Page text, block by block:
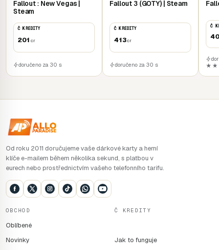
//bethesda.net/en/game/bethesda-launcher
Fallout : New Vegas |
Steam
Č KREDITY
201 cr
doručeno za 30 s
Fallout 3 (GOTY) | Steam
Č KREDITY
413cr
doručeno za 30 s
Č
Od roku 2011 doručujeme vaše dárkové karty a herní
klíče e-mailem během několika sekund, s platbou v
eurech nebo prostřednictvím vašeho telefonního tarifu.
OBCHOD
Oblíbené
Novinky
Č KREDITY
Jak to funguje